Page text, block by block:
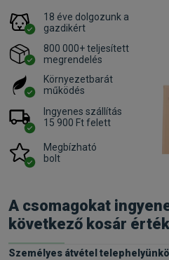
18 éve dolgozunk a
gazdikért
800 000+ teljesített
megrendelés
Környezetbarát
működés
Ingyenes szállítás
15 900 Ft felett
Megbízható
bolt
A csomagokat
következő kosár
Személyes átvétel